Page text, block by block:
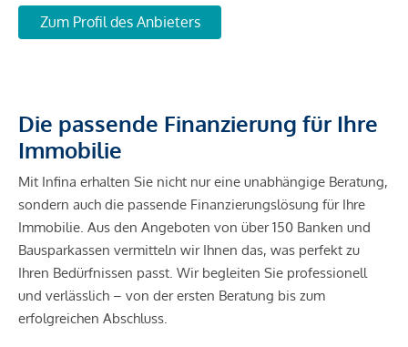
Zum Profil des Anbieters
Die passende Finanzierung für Ihre
Immobilie
Mit Infina erhalten Sie nicht nur eine unabhängige Beratung,
sondern auch die passende Finanzierungslösung für Ihre
Immobilie. Aus den Angeboten von über 150 Banken und
Bausparkassen vermitteln wir Ihnen das, was perfekt zu
Ihren Bedürfnissen passt. Wir begleiten Sie professionell
und verlässlich – von der ersten Beratung bis zum
erfolgreichen Abschluss.